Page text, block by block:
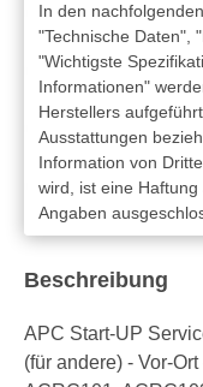
In den
"Technische Daten",
"Wichtigste
Informationen"
Herstellers
Ausstattungen
Information von
wird, ist eine
Angaben
Beschreibung
APC Start-UP
(für andere) - Vor-